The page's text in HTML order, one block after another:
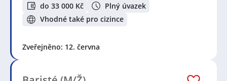
do 33 000 Kč
Plný úvazek
Vhodné také pro cizince
Zveřejněno: 12. června